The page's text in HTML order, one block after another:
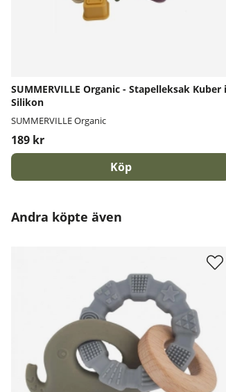
SUMMERVILLE Organic - Stapelleksak Kuber i
Silikon
SUMMERVILLE Organic
189 kr
Köp
Andra köpte även